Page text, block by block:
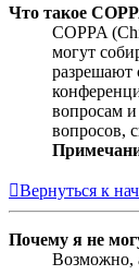
Что такое
COPPA
могут
разрешают
вопросам
вопросов,
Вернуться к
Почему я не
Возможно,